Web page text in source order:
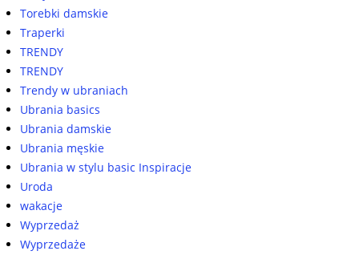
Torebki damskie
Traperki
TRENDY
TRENDY
Trendy w ubraniach
Ubrania basics
Ubrania damskie
Ubrania męskie
Ubrania w stylu basic Inspiracje
Uroda
wakacje
Wyprzedaż
Wyprzedaże